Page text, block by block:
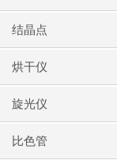
结晶点
烘干仪
旋光仪
比色管